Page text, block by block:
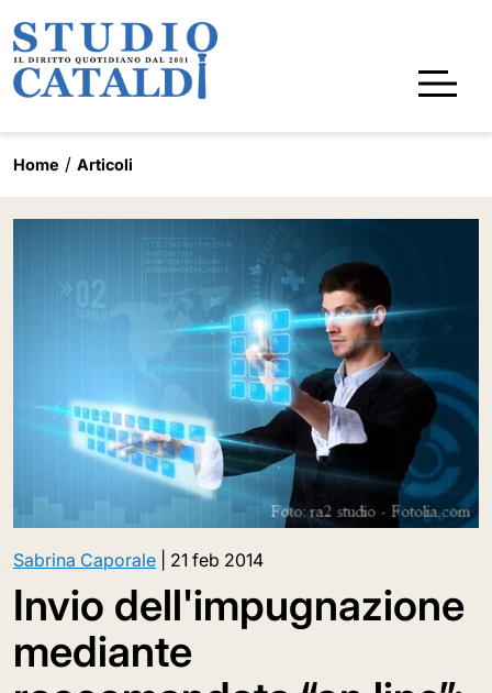
Home Articoli
Sabrina Caporale 21 feb 2014
Invio dell'impugnazione
mediante